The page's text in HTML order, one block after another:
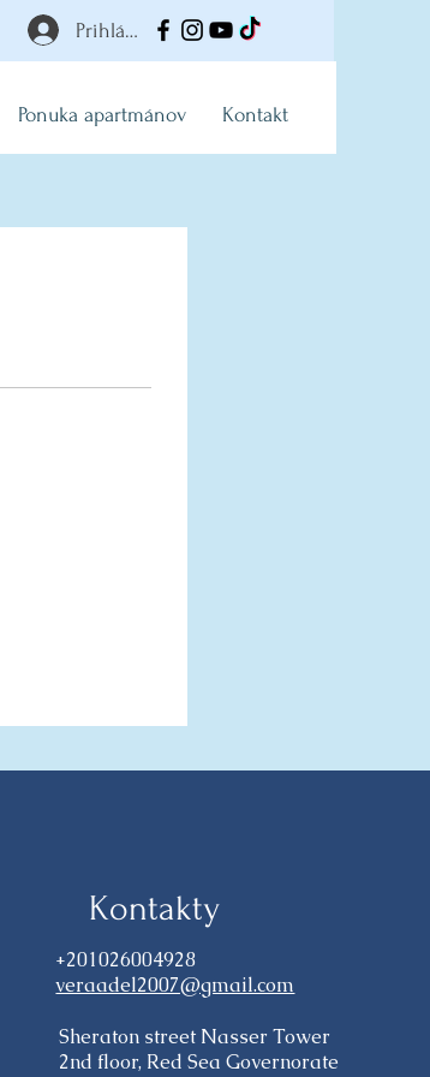
Prihlásiť
Ponuka apartmánov Kontakt
+201026004928
veraadel2007@gmail.com
Sheraton street Nasser Tower
2nd floor, Red Sea Governorate
Kontakty